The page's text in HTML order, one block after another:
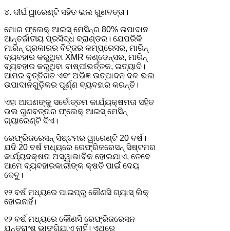
୪. ଦୀର୍ଘ ୱାରେଣ୍ଟି ସହିତ ଭଲ ଗୁଣବତ୍ତା।
ମୋର ଫ୍ଲେକ୍ ଆଇସ୍ ମେସିନ୍‌ର 80% ଉପାଦାନ
ଆନ୍ତର୍ଜାତୀୟ ପ୍ରସିଦ୍ଧ ବ୍ରାଣ୍ଡର। ଯେପରିକି
ମାରିନ୍ ପ୍ରକାରର ବିଟ୍‌ଜର କମ୍ପ୍ରେସର, ମାରିନ୍
ବ୍ୟବହାର କରୁଥିବା XMR କଣ୍ଡେନ୍ସର, ମାରିନ୍
ବ୍ୟବହାର କରୁଥିବା ବାଷ୍ପୀଭର୍ତ୍ତକ, ଇତ୍ୟାଦି।
ଆମର ବୃତ୍ତିଗତ ଏବଂ ଅଭିଜ୍ଞ ଉତ୍ପାଦନ ଦଳ ଭଲ
ଉପାଦାନଗୁଡ଼ିକର ପୂର୍ଣ୍ଣ ବ୍ୟବହାର କରନ୍ତି।
ଏହା ଆପଣଙ୍କୁ ସର୍ବୋତ୍ତମ କାର୍ଯ୍ୟକ୍ଷମତା ସହିତ
ଭଲ ଗୁଣବତ୍ତାର ଫ୍ଲେକ୍ ଆଇସ୍ ମେସିନ୍
ଗ୍ୟାରେଣ୍ଟି ଦିଏ।
ରେଫ୍ରିଜରେସନ୍ ସିଷ୍ଟମର ୱାରେଣ୍ଟି 20 ବର୍ଷ।
ଯଦି 20 ବର୍ଷ ମଧ୍ୟରେ ରେଫ୍ରିଜରେସନ୍ ସିଷ୍ଟମର
କାର୍ଯ୍ୟଦକ୍ଷତା ଅସ୍ୱାଭାବିକ ହୋଇଯାଏ, ତେବେ
ଆମେ ବ୍ୟବହାରକାରୀଙ୍କ କ୍ଷତି ପାଇଁ ଦେୟ
ଦେବୁ।
୧୨ ବର୍ଷ ମଧ୍ୟରେ ପାଇପ୍‌ରୁ କୌଣସି ଗ୍ୟାସ୍ ଲିକ୍
ହୋଇନାହିଁ।
୧୨ ବର୍ଷ ମଧ୍ୟରେ କୌଣସି ରେଫ୍ରିଜରେସନ
ଯନ୍ତ୍ରାଂଶ ଭାଙ୍ଗିଯାଏ ନାହିଁ। ଏଥିରେ